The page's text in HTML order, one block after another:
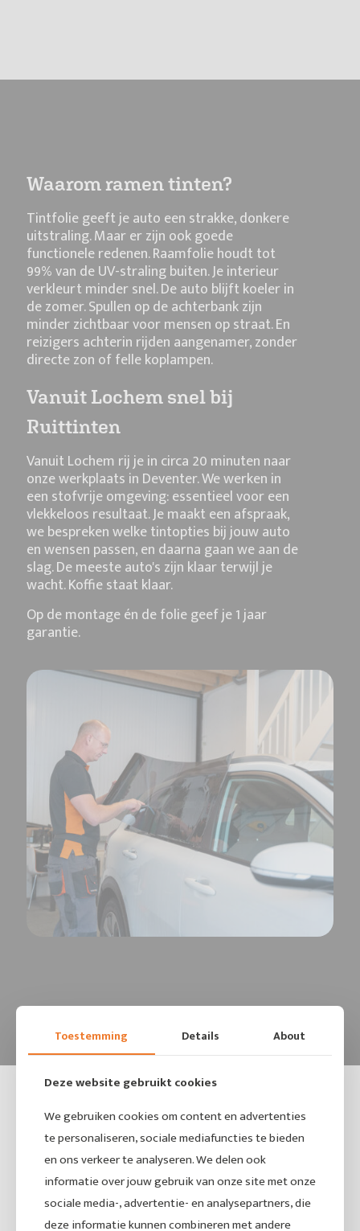
Waarom ramen tinten?
Tintfolie geeft je auto een strakke, donkere
uitstraling. Maar er zijn ook goede
functionele redenen. Raamfolie houdt tot
99% van de UV-straling buiten. Je interieur
verkleurt minder snel. De auto blijft koeler in
de zomer. Spullen op de achterbank zijn
minder zichtbaar voor mensen op straat. En
reizigers achterin rijden aangenamer, zonder
directe zon of felle koplampen.
Vanuit Lochem snel bij
Ruittinten
Vanuit Lochem rij je in circa 20 minuten naar
onze werkplaats in Deventer. We werken in
een stofvrije omgeving: essentieel voor een
vlekkeloos resultaat. Je maakt een afspraak,
we bespreken welke tintopties bij jouw auto
en wensen passen, en daarna gaan we aan de
slag. De meeste auto's zijn klaar terwijl je
wacht. Koffie staat klaar.
Op de montage én de folie geef je 1 jaar
garantie.
Toestemming Details About
Deze website gebruikt cookies
We gebruiken cookies om content en advertenties
te personaliseren, sociale mediafuncties te bieden
en ons verkeer te analyseren. We delen ook
informatie over jouw gebruik van onze site met onze
sociale media-, advertentie- en analysepartners, die
deze informatie kunnen combineren met andere